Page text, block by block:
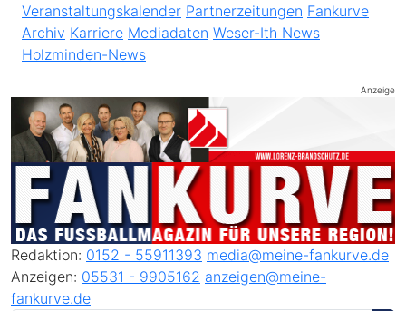
Veranstaltungskalender Partnerzeitungen Fankurve
Archiv Karriere Mediadaten Weser-Ith News
Holzminden-News
Anzeige
Redaktion: 0152 - 55911393 media@meine-fankurve.de
Anzeigen: 05531 - 9905162 anzeigen@meine-
fankurve.de